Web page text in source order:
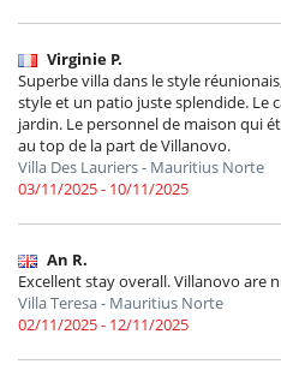
Virginie P.
Superbe villa dans le style
style et un patio juste splendide. Le
jardin. Le personnel de maison qui
au top de la part de Villanovo.
Villa Des Lauriers - Mauritius Norte
03/11/2025 - 10/11/2025
An R.
Excellent stay overall. Villanovo are
Villa Teresa - Mauritius Norte
02/11/2025 - 12/11/2025